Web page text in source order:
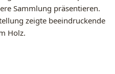
Sammlung präsentieren.
zeigte beeindruckende
Holz.